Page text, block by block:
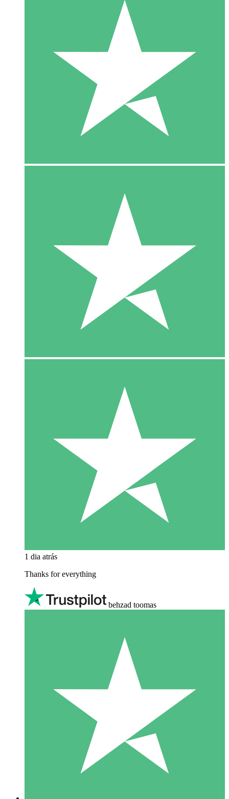
1 dia atrás
Thanks for everything
behzad toomas